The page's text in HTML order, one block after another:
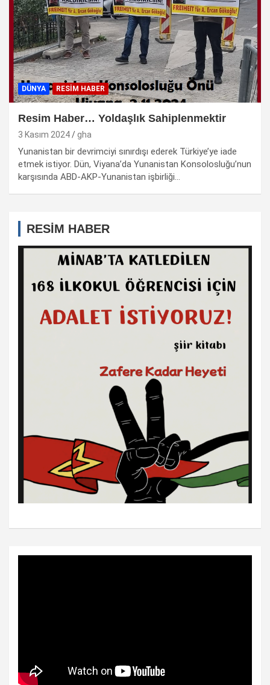
DÜNYA RESİM HABER
Resim Haber… Yoldaşlık Sahiplenmektir
3 Kasım 2024 gha
Yunanistan bir devrimciyi sınırdışı ederek Türkiye’ye iade
etmek istiyor. Dün, Viyana’da Yunanistan Konsolosluğu’nun
karşısında ABD-AKP-Yunanistan işbirliği…
RESİM HABER